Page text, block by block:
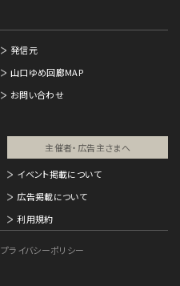
発信元
山口ゆめ回廊MAP
お問い合わせ
主催者・広告主さまへ​
イベント掲載について
広告掲載について
利用規約
プライバシーポリシー